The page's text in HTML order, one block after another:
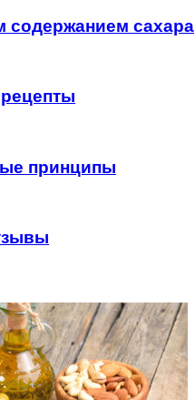
содержанием сахара
принципы